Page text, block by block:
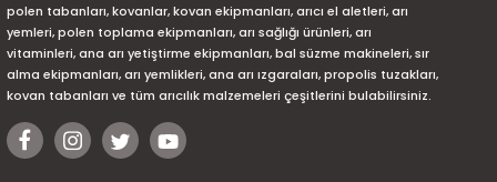
polen tabanları, kovanlar, kovan ekipmanları, arıcı el aletleri, arı
yemleri, polen toplama ekipmanları, arı sağlığı ürünleri, arı
vitaminleri, ana arı yetiştirme ekipmanları, bal süzme makineleri, sır
alma ekipmanları, arı yemlikleri, ana arı ızgaraları, propolis tuzakları,
kovan tabanları ve tüm arıcılık malzemeleri çeşitlerini bulabilirsiniz.